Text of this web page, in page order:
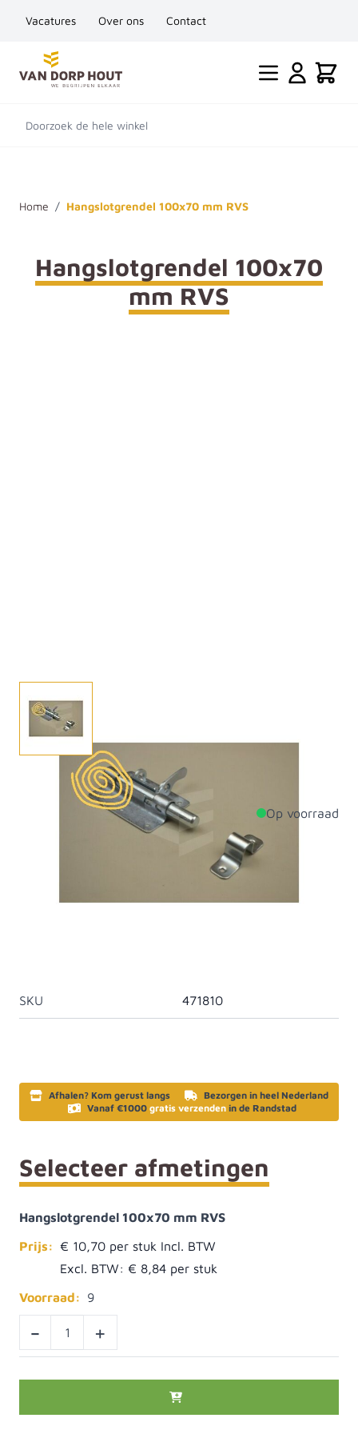
Vacatures Over ons Contact
Ga naar de inhoud
Cart
Doorzoek de hele winkel
Home / Hangslotgrendel 100x70 mm RVS
Hangslotgrendel 100x70
mm RVS
Hangslotgrendel 100x50 mm verzinkt.
Op voorraad
100mm
SKU 471810
Afhalen? Kom gerust langs
Bezorgen in heel Nederland
Vanaf €1000 gratis verzenden in de Randstad
Selecteer afmetingen
Hangslotgrendel 100x70 mm RVS
Prijs: € 10,70
Excl. BTW: € 8,84
Voorraad:
9
- +